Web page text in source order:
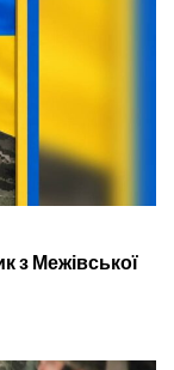
з Межівської